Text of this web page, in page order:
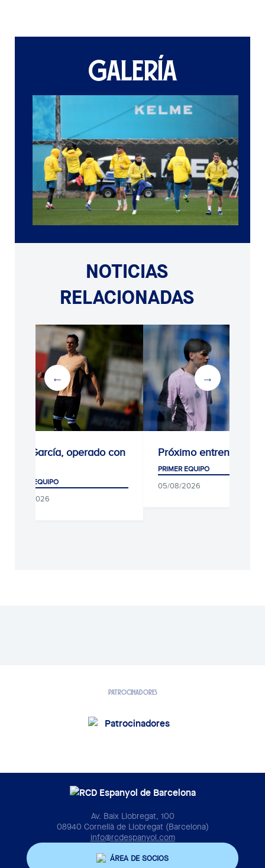
GALERÍA
NOTICIAS
RELACIONADAS
Kike García, operado con
PRIMER EQUIPO
05/08/2026
Próximo
PRIMER EQUIPO
05/08/2026
PATROCINADORES
Av. Baix Llobregat, 100
08940 Cornellà de Llobregat (Barcelona)
info@rcdespanyol.com
ÁREA DE SOCIOS